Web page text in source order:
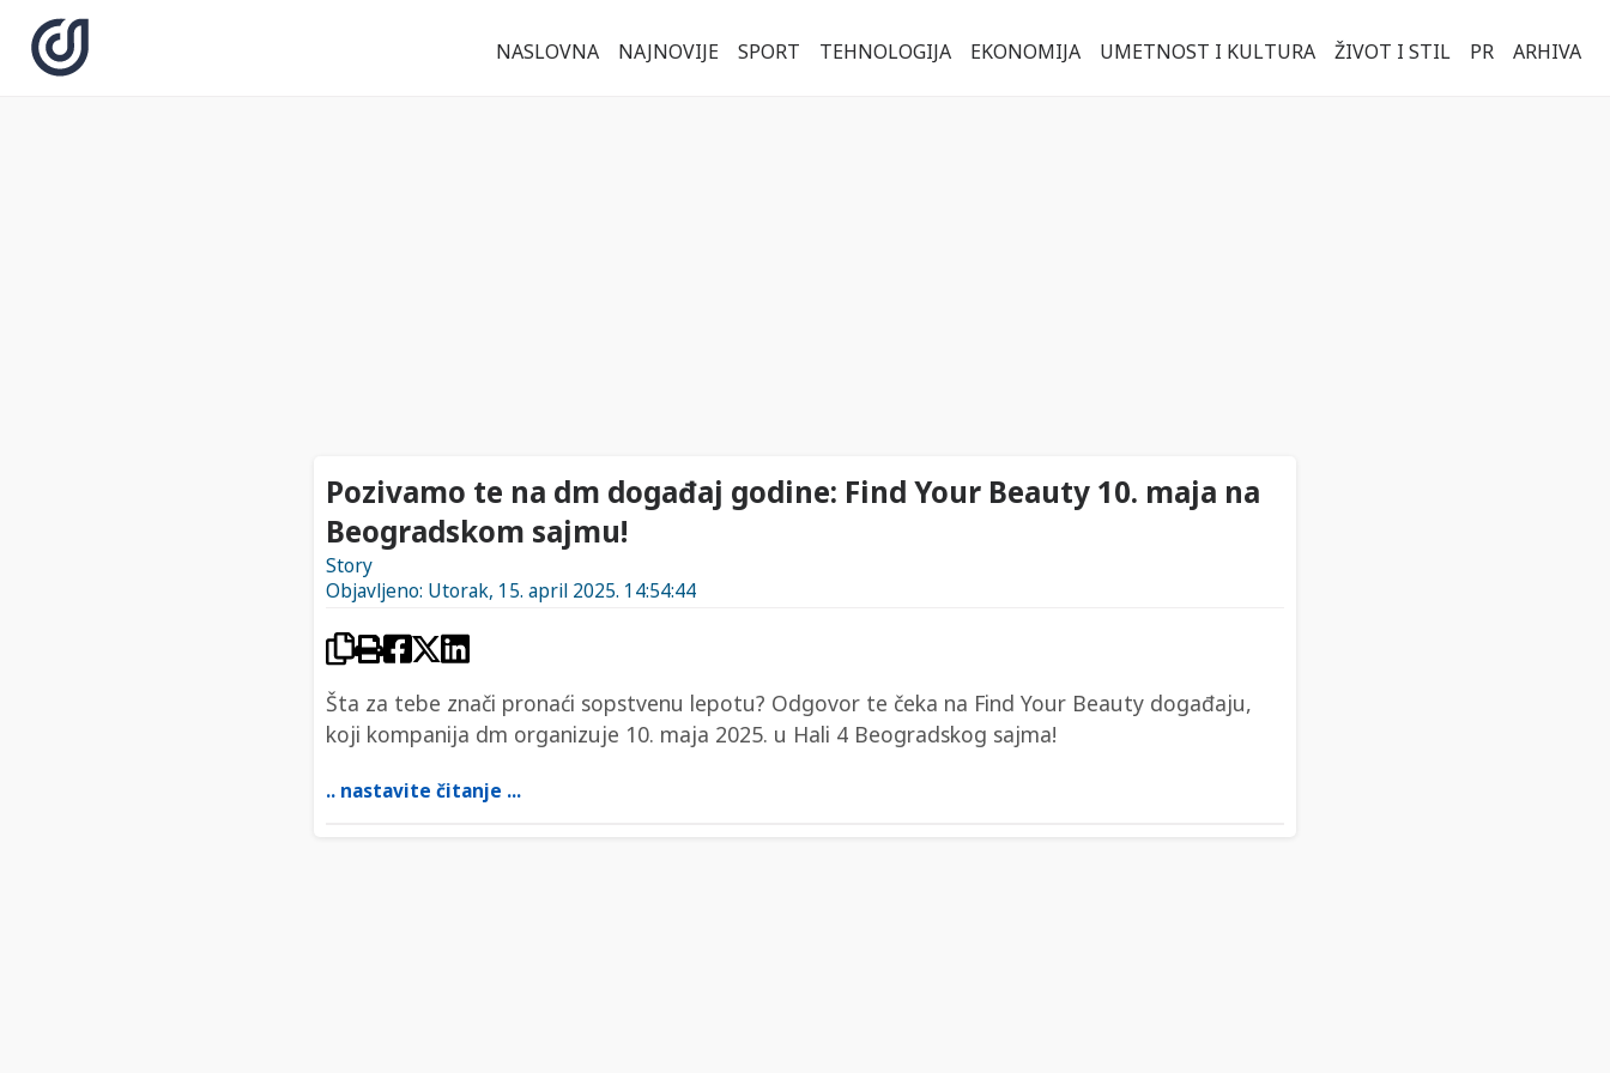
NASLOVNA NAJNOVIJE SPORT TEHNOLOGIJA EKONOMIJA UMETNOST I KULTURA ŽIVOT I STIL PR ARHIVA
Pozivamo te na dm događaj godine: Find Your Beauty 10. maja na
Beogradskom sajmu!
Story
Objavljeno: Utorak, 15. april 2025. 14:54:44
Šta za tebe znači pronaći sopstvenu lepotu? Odgovor te čeka na Find Your Beauty događaju,
koji kompanija dm organizuje 10. maja 2025. u Hali 4 Beogradskog sajma!
.. nastavite čitanje ...